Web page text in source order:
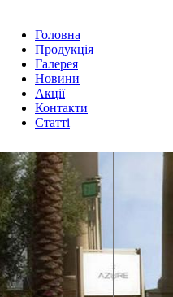
Головна
Продукція
Галерея
Новини
Акції
Контакти
Статті